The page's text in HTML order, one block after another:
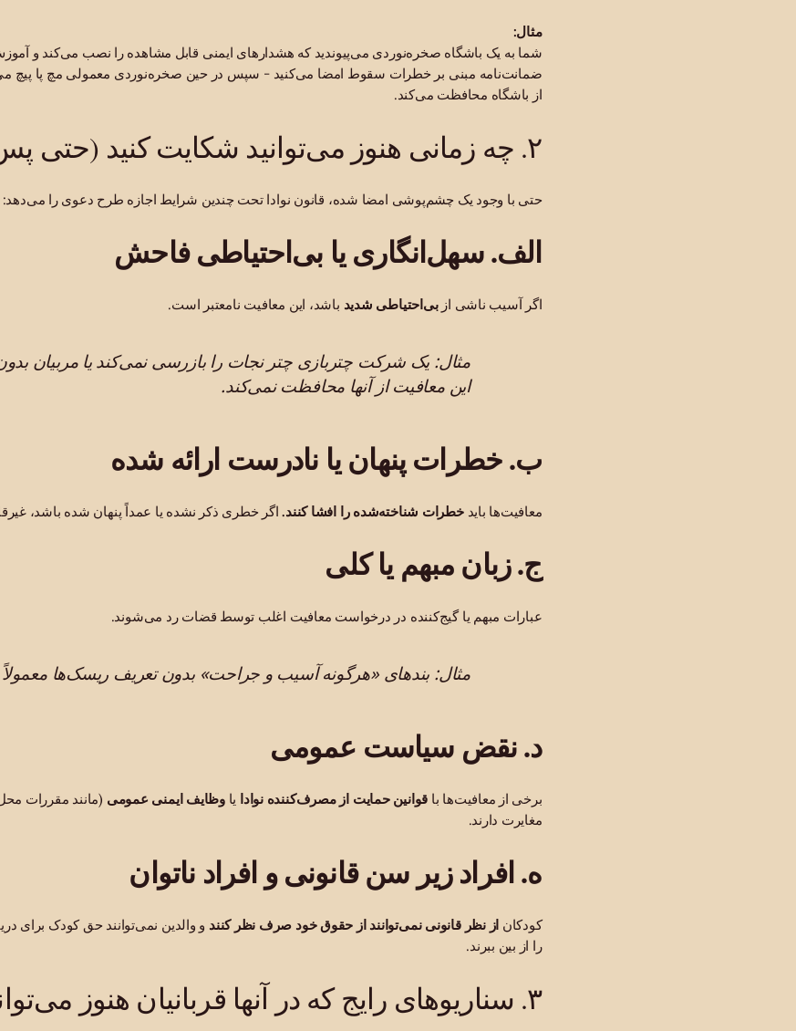
مثال:
شما به یک باشگاه صخره‌نوردی می‌پیوندید که هشدارهای ایمنی قابل مشاهده را نصب می‌کند و
ضمانت‌نامه مبنی بر خطرات سقوط امضا می‌کنید - سپس در حین صخره‌نوردی معمولی مچ پا پیچ
از باشگاه محافظت می‌کند.
۲. چه زمانی هنوز می‌توانید شکایت کنید (حتی پس از امضا)
حتی با وجود یک چشم‌پوشی امضا شده، قانون نوادا تحت چندین شرایط اجازه طرح دعوی را می‌دهد:
الف. سهل‌انگاری یا بی‌احتیاطی فاحش
اگر آسیب ناشی ازبی‌احتیاطی شدید باشد، این معافیت نامعتبر است.
مثال: یک شرکت چتربازی چتر نجات را بازرسی نمی‌کند یا مربیان
این معافیت از آنها محافظت نمی‌کند.
ب. خطرات پنهان یا نادرست ارائه شده
معافیت‌ها بایدخطرات شناخته‌شده را افشا کنند.اگر خطری ذکر نشده یا عمداً پنهان شده باشد،
ج. زبان مبهم یا کلی
عبارات مبهم یا گیج‌کننده در درخواست معافیت اغلب توسط قضات رد می‌شوند.
مثال: بندهای «هرگونه آسیب و جراحت» بدون تعریف ریسک‌ها
د. نقض سیاست عمومی
برخی از معافیت‌ها با قوانین حمایت از مصرف‌کننده نوادا یاوظایف ایمنی عمومی (مانند مقررات
مغایرت دارند.
ه. افراد زیر سن قانونی و افراد ناتوان
کودکان از نظر قانونی نمی‌توانند از حقوق خود صرف نظر کنند و والدین نمی‌توانند حق کودک برای
را از بین ببرند.
۳. سناریوهای رایج که در آنها قربانیان هنوز می‌توانند بهبود یابند